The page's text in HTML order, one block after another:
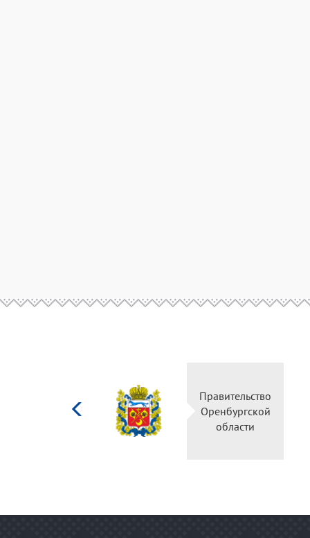
Правительство
Оренбургской
области